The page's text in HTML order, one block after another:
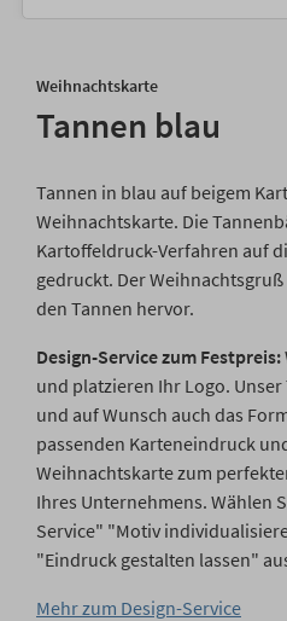
Weihnachtskarte
Tannen blau
Tannen in blau auf beigem
Weihnachtskarte. Die
Kartoffeldruck-Verfahren auf
gedruckt. Der
den Tannen hervor.
Design-Service zum Festpreis:
und platzieren Ihr Logo.
und auf Wunsch auch das
passenden Karteneindruck
Weihnachtskarte zum
Ihres Unternehmens. Wählen
Service" "Motiv
"Eindruck gestalten lassen"
Mehr zum Design-Service